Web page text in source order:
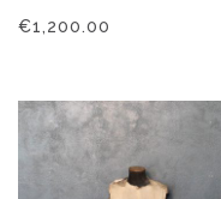
€1,200.00